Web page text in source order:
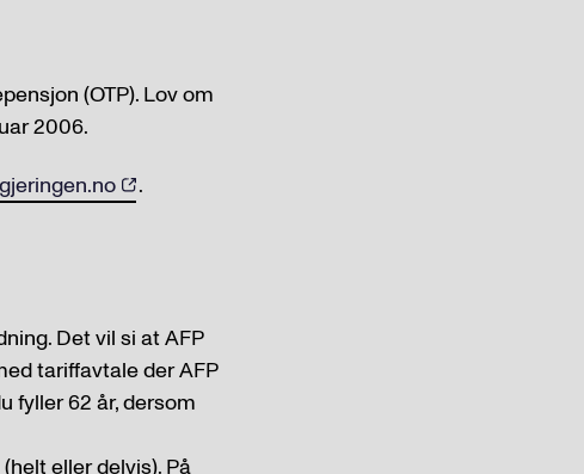
(OTP). Lov om
2006.
.
Det vil si at AFP
tariffavtale der AFP
fyller 62 år, dersom
eller delvis). På